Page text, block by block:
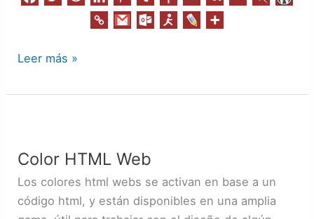
Leer más »
Color HTML Web
Los colores html webs se activan en base a un
código html, y están disponibles en una amplia
Web